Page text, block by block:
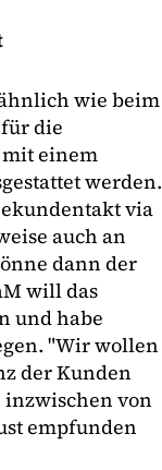
wie beim
die
einem
werden.
via
auch an
dann der
will das
und habe
"Wir wollen
der Kunden
von
empfunden